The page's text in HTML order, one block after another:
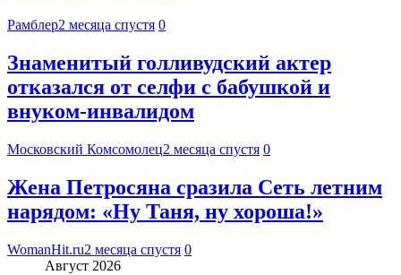
Рамблер2 месяца спустя 0
Знаменитый голливудский актер
отказался от селфи с бабушкой и
внуком-инвалидом
Московский Комсомолец2 месяца спустя 0
Жена Петросяна сразила Сеть летним
нарядом: «Ну Таня, ну хороша!»
WomanHit.ru2 месяца спустя 0
Август 2026